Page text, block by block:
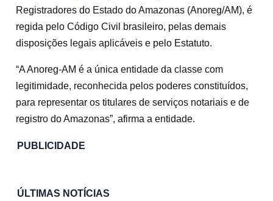
Registradores do Estado do Amazonas (Anoreg/AM), é
regida pelo Código Civil brasileiro, pelas demais
disposições legais aplicáveis e pelo Estatuto.
“A Anoreg-AM é a única entidade da classe com
legitimidade, reconhecida pelos poderes constituídos,
para representar os titulares de serviços notariais e de
registro do Amazonas”, afirma a entidade.
PUBLICIDADE
ÚLTIMAS NOTÍCIAS